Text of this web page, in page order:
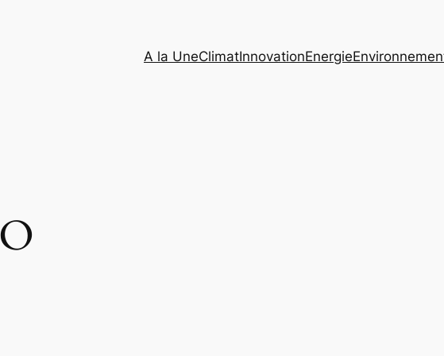
A la UneClimatInnovationEnergie